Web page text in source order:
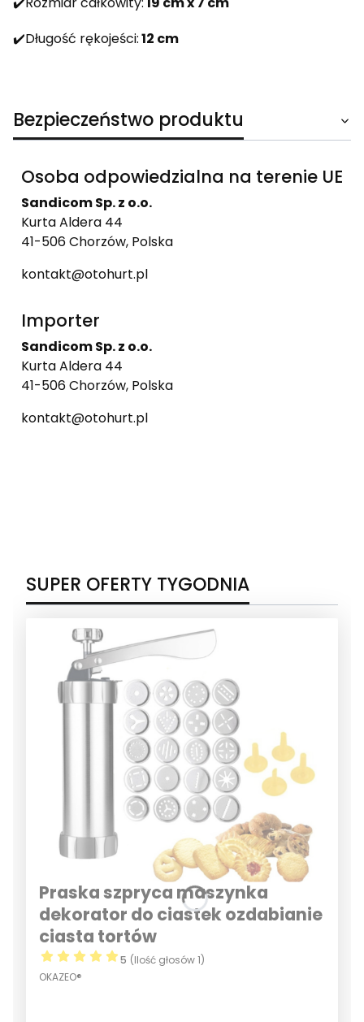
✔️Długość rękojeści:12 cm
Bezpieczeństwo produktu
Osoba odpowiedzialna na terenie UE
Sandicom Sp. z o.o.
Kurta Aldera 44
41-506 Chorzów, Polska
kontakt@otohurt.pl
Importer
Sandicom Sp. z o.o.
Kurta Aldera 44
41-506 Chorzów, Polska
kontakt@otohurt.pl
SUPER OFERTY TYGODNIA
Praska szpryca maszynka
dekorator do ciastek ozdabianie
ciasta tortów
5 (Ilość głosów 1)
OKAZEO®